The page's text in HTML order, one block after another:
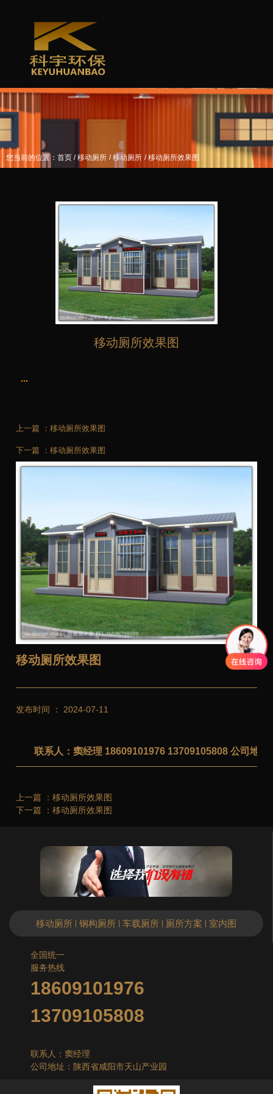
您当前的位置：首页 /移动厕所 /移动厕所 /移动厕所效果图
移动厕所效果图
...
上一篇 ： 移动厕所效果图
下一篇 ： 移动厕所效果图
移动厕所效果图
发布时间 ： 2024-07-11
联系人：窦经理 18609101976 13709105808 公司地
上一篇 ： 移动厕所效果图
下一篇 ： 移动厕所效果图
移动厕所 钢构厕所 车载厕所 厕所方案 室内图
全国统一
服务热线
18609101976
13709105808
联系人：窦经理
公司地址：陕西省咸阳市天山产业园